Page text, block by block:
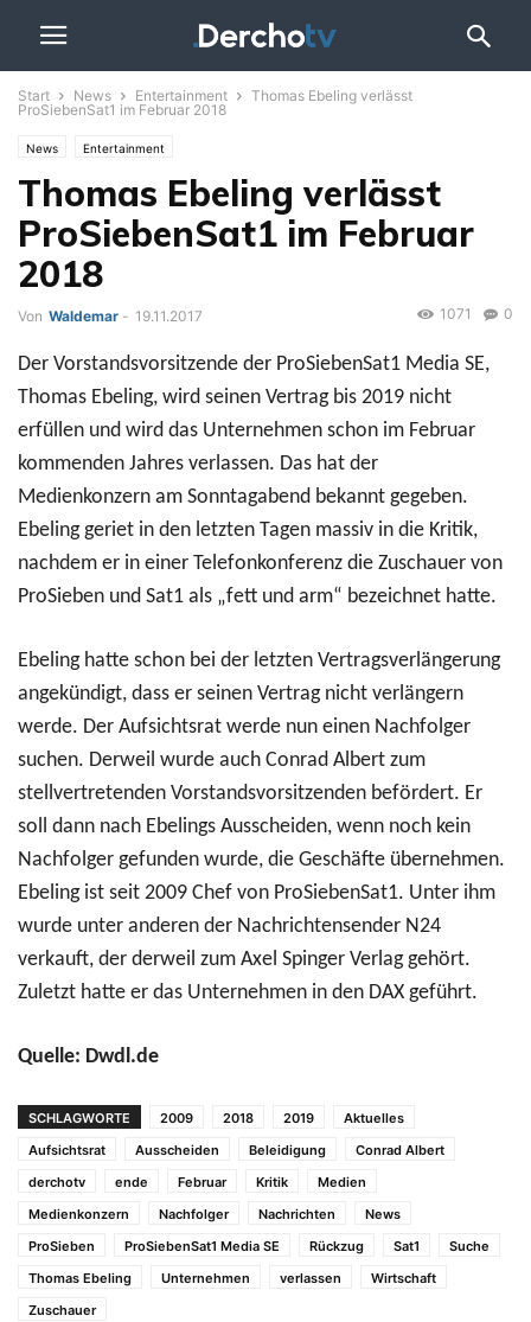
Start News Entertainment
Thomas Ebeling verlässt
ProSiebenSat1 im Februar 2018
News Entertainment
Thomas Ebeling verlässt
ProSiebenSat1 im Februar
2018
Von Waldemar - 19.11.2017 0
1071
Der Vorstandsvorsitzende der ProSiebenSat1 Media SE,
Thomas Ebeling, wird seinen Vertrag bis 2019 nicht
erfüllen und wird das Unternehmen schon im Februar
kommenden Jahres verlassen. Das hat der
Medienkonzern am Sonntagabend bekannt gegeben.
Ebeling geriet in den letzten Tagen massiv in die Kritik,
nachdem er in einer Telefonkonferenz die Zuschauer von
ProSieben und Sat1 als „fett und arm“ bezeichnet hatte.
Ebeling hatte schon bei der letzten Vertragsverlängerung
angekündigt, dass er seinen Vertrag nicht verlängern
werde. Der Aufsichtsrat werde nun einen Nachfolger
suchen. Derweil wurde auch Conrad Albert zum
stellvertretenden Vorstandsvorsitzenden befördert. Er
soll dann nach Ebelings Ausscheiden, wenn noch kein
Nachfolger gefunden wurde, die Geschäfte übernehmen.
Ebeling ist seit 2009 Chef von ProSiebenSat1. Unter ihm
wurde unter anderen der Nachrichtensender N24
verkauft, der derweil zum Axel Spinger Verlag gehört.
Zuletzt hatte er das Unternehmen in den DAX geführt.
Quelle: Dwdl.de
SCHLAGWORTE 2009 2018 2019
Aktuelles
Aufsichtsrat
Ausscheiden Beleidigung
Conrad Albert
derchotv
ende Februar Kritik
Medien
Medienkonzern
Nachfolger Nachrichten
News
ProSieben
ProSiebenSat1 Media SE Rückzug Sat1
Suche
Thomas Ebeling
Unternehmen verlassen
Wirtschaft
Zuschauer